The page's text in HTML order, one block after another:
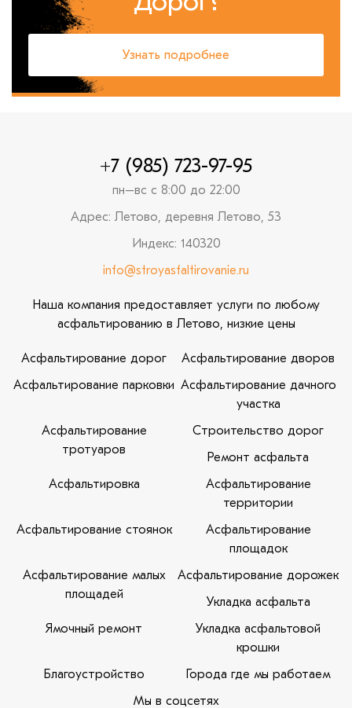
Узнать подробнее
+7 (985) 723-97-95
пн–вс с 8:00 до 22:00
Адрес: Летово, деревня Летово, 53
Индекс: 140320
info@stroyasfaltirovanie.ru
Наша компания предоставляет услуги по любому
асфальтированию в Летово, низкие цены
Асфальтирование дорог
Асфальтирование дворов
Асфальтирование парковки Асфальтирование дачного
участка
Асфальтирование
тротуаров
Строительство дорог
Ремонт асфальта
Асфальтировка
Асфальтирование
территории
Асфальтирование стоянок
Асфальтирование
площадок
Асфальтирование малых
площадей
Асфальтирование дорожек
Укладка асфальта
Ямочный ремонт
Укладка асфальтовой
крошки
Благоустройство
Города где мы работаем
Мы в соцсетях